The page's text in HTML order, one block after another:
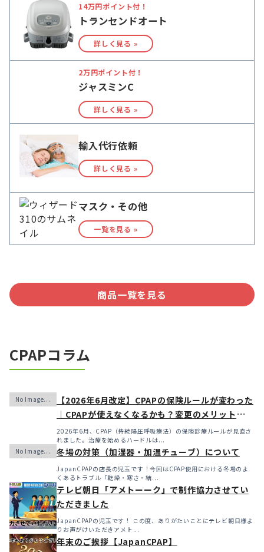
14万円ポイント付！
トランセンドオート
詳しく見る »
2万円ポイント付！
ジャスミンC
詳しく見る »
輸入代行依頼
詳しく見る »
マスク・その他
一覧を見る »
商品一覧を見る
CPAPコラム
【2026年6月改定】CPAPの保険ルールが変わった
｜CPAPが使えなくなるかも？変更のメリット・デ
メリットと「購入」という選択肢
2026年6月、CPAP（持続陽圧呼吸療法）の保険診療ルールが見直さ
れました。治療を始めるハードルは...
冬場の対策（加湿器・加温チューブ）について
JapanCPAPの店長の児玉です！今回はCPAP使用における冬場のよ
くあるトラブル「乾燥・寒さ・結...
テレビ朝日「アメトーーク」で制作協力させてい
ただきました
JapanCPAPの児玉です！ この度、ありがたいことにテレビ朝日様よ
りお声がけいただきアメト...
年末のご挨拶【JapanCPAP】